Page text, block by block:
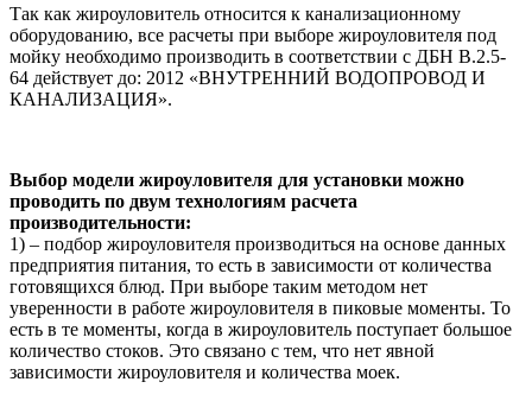
Так как жироуловитель относится к канализационному
оборудованию, все расчеты при выборе жироуловителя под
мойку необходимо производить в соответствии с ДБН В.2.5-
64 действует до: 2012 «ВНУТРЕННИЙ ВОДОПРОВОД И
КАНАЛИЗАЦИЯ».
Выбор модели жироуловителя для установки можно
проводить по двум технологиям расчета
производительности:
1) – подбор жироуловителя производиться на основе данных
предприятия питания, то есть в зависимости от количества
готовящихся блюд. При выборе таким методом нет
уверенности в работе жироуловителя в пиковые моменты. То
есть в те моменты, когда в жироуловитель поступает большое
количество стоков. Это связано с тем, что нет явной
зависимости жироуловителя и количества моек.